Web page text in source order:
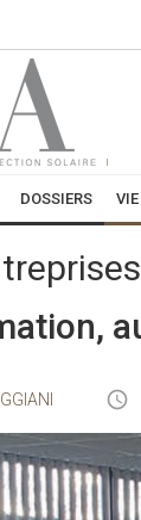
DOSSIERS